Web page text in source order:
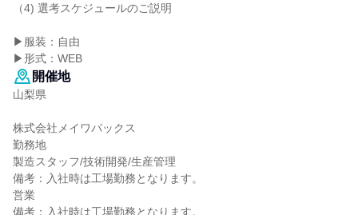
（4) 選考スケジュールのご説明
▶服装：自由
▶形式：WEB
開催地
山梨県
株式会社メイワパックス
勤務地
製造スタッフ/技術開発/生産管理
備考：入社時は工場勤務となります。
営業
備考：入社時は工場勤務となります。